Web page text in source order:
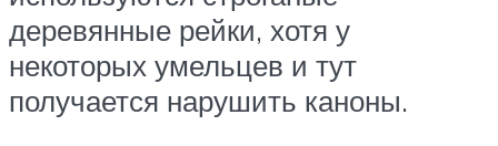
деревянные рейки, хотя у
некоторых умельцев и тут
получается нарушить каноны.